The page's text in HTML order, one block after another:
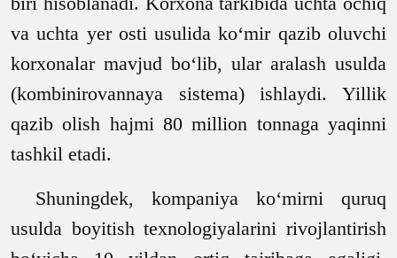
va uchta yer osti usulida ko‘mir qazib oluvchi
korxonalar mavjud bo‘lib, ular aralash usulda
(kombinirovannaya sistema) ishlaydi. Yillik
qazib olish hajmi 80 million tonnaga yaqinni
tashkil etadi.
Shuningdek, kompaniya ko‘mirni quruq
usulda boyitish texnologiyalarini rivojlantirish